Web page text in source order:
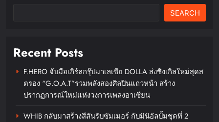
BamBam ถ่ายทอดภาพลักษณ์ใหม่
ผ่านเครือข่ายสื่อ OOH ในระบบ
chillandfin
SEARCH
Recent Posts
F.HERO จับมือเกิร์ลกรุ๊ปมาเลเซีย DOLLA ส่งซิงเกิลใหม่สุดส
ตรอง “G.O.A.T”รวมพลังสองศิลปินแถวหน้า สร้าง
ปรากฏการณ์ใหม่แห่งวงการเพลงอาเซียน
WHIB กลับมาสร้างสีสันรับซัมเมอร์ กับมินิอัลบั้มชุดที่ 2